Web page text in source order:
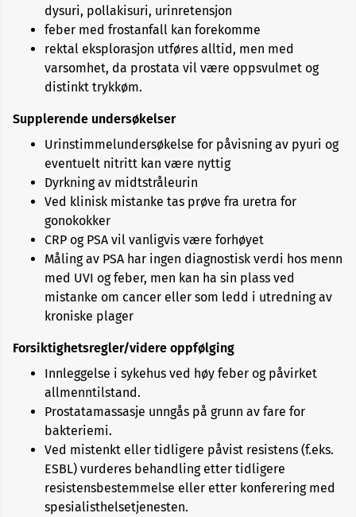
dysuri, pollakisuri, urinretensjon
feber med frostanfall kan forekomme
rektal eksplorasjon utføres alltid, men med
varsomhet, da prostata vil være oppsvulmet og
distinkt trykkøm.
Supplerende undersøkelser
Urinstimmelundersøkelse for påvisning av pyuri og
eventuelt nitritt kan være nyttig
Dyrkning av midtstråleurin
Ved klinisk mistanke tas prøve fra uretra for
gonokokker
CRP og PSA vil vanligvis være forhøyet
Måling av PSA har ingen diagnostisk verdi hos menn
med UVI og feber, men kan ha sin plass ved
mistanke om cancer eller som ledd i utredning av
kroniske plager
Forsiktighetsregler/videre oppfølging
Innleggelse i sykehus ved høy feber og påvirket
allmenntilstand.
Prostatamassasje unngås på grunn av fare for
bakteriemi.
Ved mistenkt eller tidligere påvist resistens (f.eks.
ESBL) vurderes behandling etter tidligere
resistensbestemmelse eller etter konferering med
spesialisthelsetjenesten.